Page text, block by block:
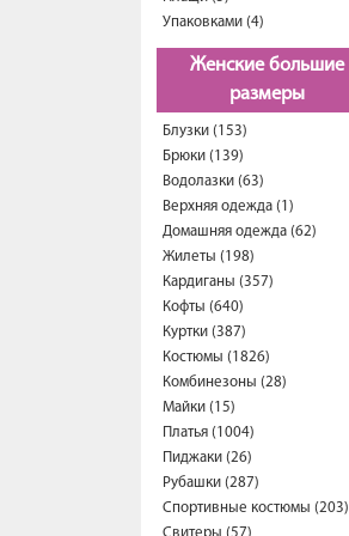
Упаковками (4)
Женские большие
размеры
Блузки (153)
Брюки (139)
Водолазки (63)
Верхняя одежда (1)
Домашняя одежда (62)
Жилеты (198)
Кардиганы (357)
Кофты (640)
Куртки (387)
Костюмы (1826)
Комбинезоны (28)
Майки (15)
Платья (1004)
Пиджаки (26)
Рубашки (287)
Спортивные костюмы (203)